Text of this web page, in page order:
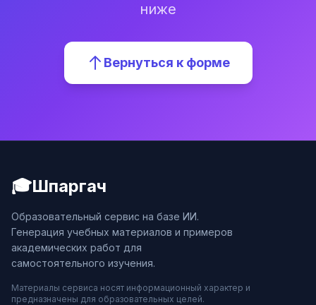
ниже
Вернуться к форме
🎓Шпаргач
Образовательный сервис на базе ИИ.
Генерация учебных материалов и примеров
академических работ для
самостоятельного изучения.
Материалы сервиса носят информационный характер и
предназначены для образовательных целей.